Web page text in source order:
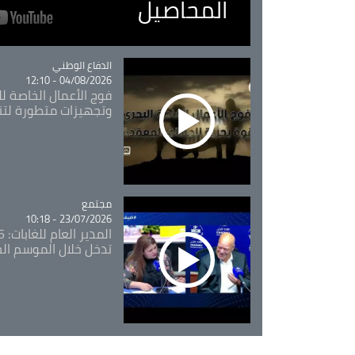
المحاصيل
Catégorie
الدفاع الوطني
04/08/2026 - 12:10
فوج الأعمال الخاصة
وتجهيزات متطورة
Catégorie
مجتمع
23/07/2026 - 10:18
تدخل خلال الموسم